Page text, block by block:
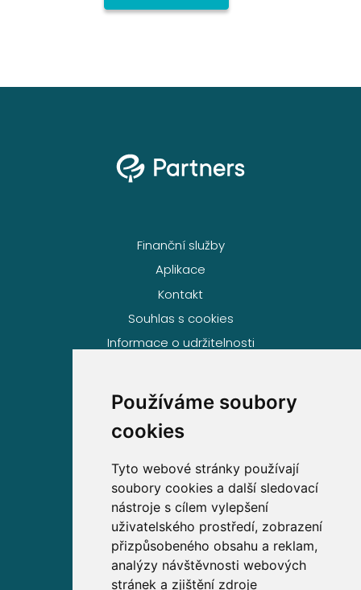
Používáme soubory
cookies
Tyto webové stránky používají
soubory cookies a další sledovací
nástroje s cílem vylepšení
uživatelského prostředí, zobrazení
přizpůsobeného obsahu a reklam,
analýzy návštěvnosti webových
stránek a zjištění zdroje
Finanční služby
Aplikace
Kontakt
Souhlas s cookies
Informace o udržitelnosti
Volejte zdarma na
800 63 63 63
Sídlo společnosti
Partners Financial Services, a.s.
Prague Gate, 4. patro,
Türkova 2319/5b, 149 00
Praha 4 – Chodov